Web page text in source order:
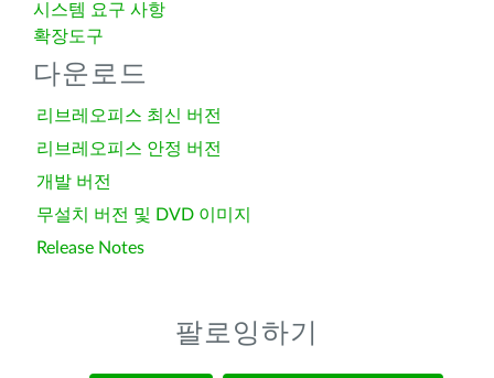
시스템 요구 사항
확장도구
다운로드
리브레오피스 최신 버전
리브레오피스 안정 버전
개발 버전
무설치 버전 및 DVD 이미지
Release Notes
팔로잉하기